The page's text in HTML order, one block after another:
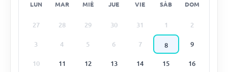
LUN MAR MIÉ JUE VIE SÁB DOM
27 28 29 30 31 1 2
3 4 5 6 7 8 9
10 11 12 13 14 15 16